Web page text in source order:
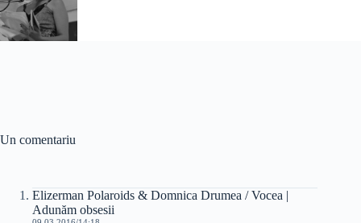
Un comentariu
Elizerman Polaroids & Domnica Drumea / Vocea |
Adunăm obsesii